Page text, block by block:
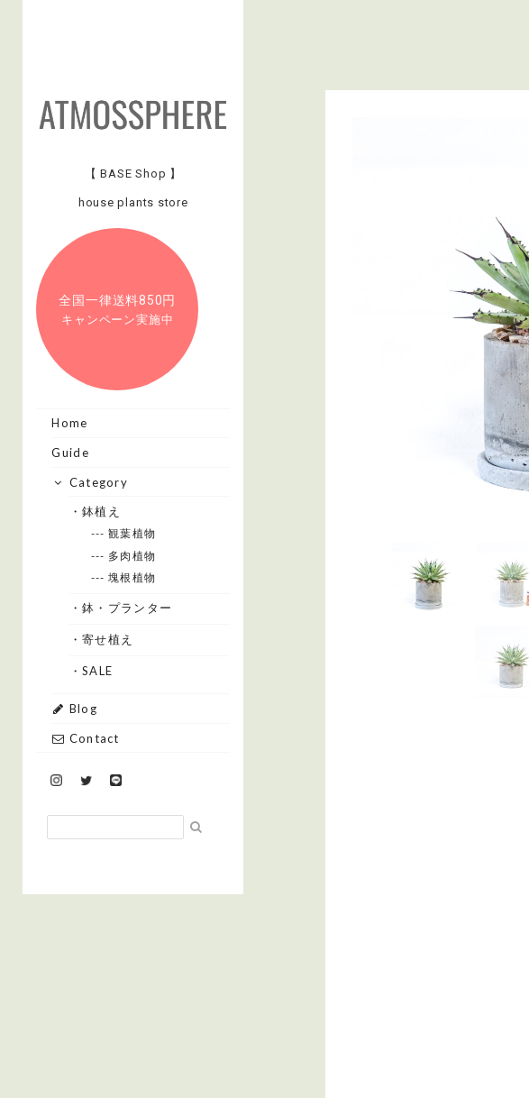
【 BASE Shop 】
house plants store
全国一律送料850円
キャンペーン実施中
Home
Guide
Category
・鉢植え
--- 観葉植物
--- 多肉植物
--- 塊根植物
・鉢・プランター
・寄せ植え
・SALE
Blog
Contact